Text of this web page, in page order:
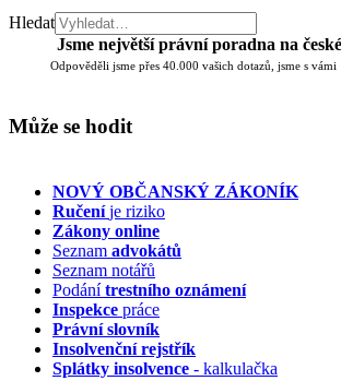
Hledat
Jsme největší právní poradna na
Odpověděli jsme přes 40.000 vašich dotazů, jsme s
Může se hodit
NOVÝ OBČANSKÝ ZÁKONÍK
Ručeníje riziko
Zákony online
Seznam advokátů
Seznam notářů
Podánítrestního oznámení
Inspekce práce
Právní slovník
Insolvenčnírejstřík
Splátky insolvence - kalkulačka